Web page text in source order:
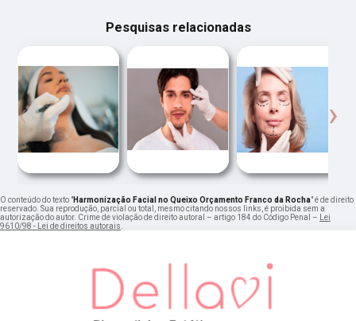
Pesquisas relacionadas
‹ ›
O conteúdo do texto "Harmonização Facial no Queixo Orçamento Franco da Rocha" é de direito
reservado. Sua reprodução, parcial ou total, mesmo citando nossos links, é proibida sem a
autorização do autor. Crime de violação de direito autoral – artigo 184 do Código Penal – Lei
9610/98 - Lei de direitos autorais.